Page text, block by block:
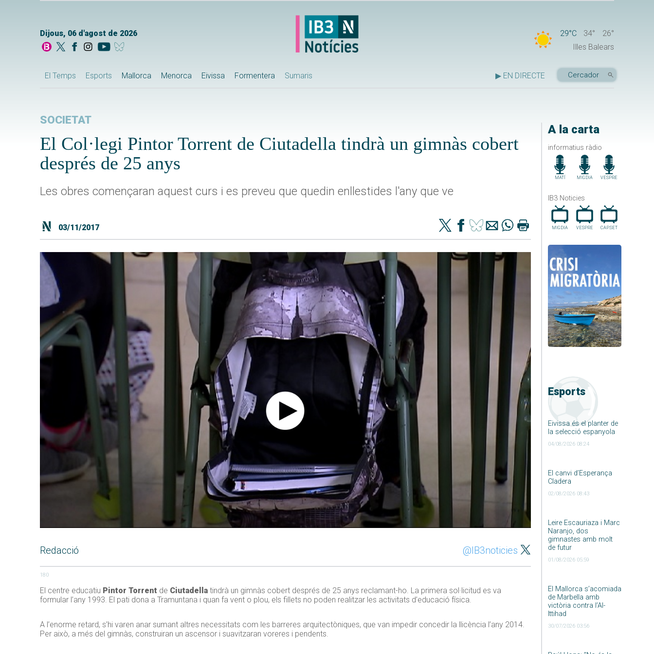
Dijous, 06 d'agost de 2026 29°C 34°
26°
Illes Balears
El Temps Esports Mallorca Menorca Eivissa Formentera Sumaris ▶ EN DIRECTE
A la carta
informatius ràdio
MATÍ MIGDIA VESPRE
IB3 Noticies
MIGDIA VESPRE CAP.SET
Esports
Eivissa és el planter de
la selecció espanyola
04/08/2026 08:24
El canvi d’Esperança
Cladera
02/08/2026 08:43
Leire Escauriaza i Marc
Naranjo, dos
gimnastes amb molt
de futur
01/08/2026 05:59
El Mallorca s’acomiada
de Marbella amb
victòria contra l’Al-
Ittihad
30/07/2026 03:56
SOCIETAT
El Col·legi Pintor Torrent de Ciutadella tindrà un gimnàs cobert
després de 25 anys
Les obres començaran aquest curs i es preveu que quedin enllestides l'any que ve
03/11/2017
Redacció @IB3noticies
180
El centre educatiu Pintor Torrent de Ciutadella tindrà un gimnàs cobert després de 25 anys reclamant-ho. La primera sol·licitud es va
formular l’any 1993. El pati dona a Tramuntana i quan fa vent o plou, els fillets no poden realitzar les activitats d’educació física.
A l’enorme retard, s’hi varen anar sumant altres necessitats com les barreres arquitectòniques, que van impedir concedir la llicència l’any 2014.
Per això, a més del gimnàs, construiran un ascensor i suavitzaran voreres i pendents.